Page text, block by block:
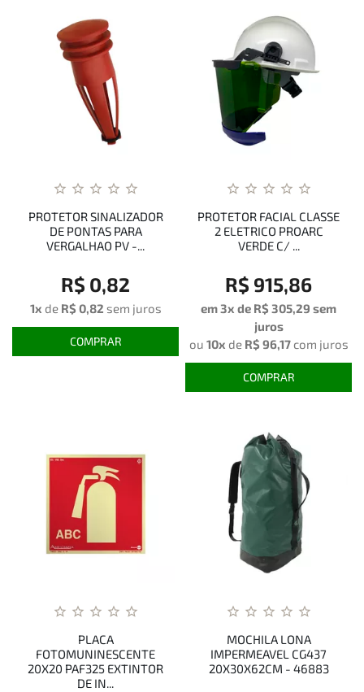
PROTETOR SINALIZADOR
DE PONTAS PARA
VERGALHAO PV -...
R$ 0,82
1x de R$ 0,82 sem juros
COMPRAR
PROTETOR FACIAL CLASSE
2 ELETRICO PROARC
VERDE C/ ...
R$ 915,86
em 3x de R$ 305,29 sem
juros
ou 10x de R$ 96,17 com juros
COMPRAR
PLACA
FOTOMUNINESCENTE
20X20 PAF325 EXTINTOR
DE IN...
MOCHILA LONA
IMPERMEAVEL CG437
20X30X62CM - 46883